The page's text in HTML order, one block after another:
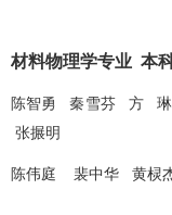
材料物理学专业 本
陈智勇秦雪芬 方
张搌明
陈伟庭 裴中华 黄棂